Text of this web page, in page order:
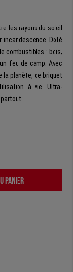
les rayons du soleil
incandescence. Doté
combustibles : bois,
feu de camp. Avec
la planète, ce briquet
à vie. Ultra-
PANIER